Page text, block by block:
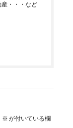
・・・など
※ が付いている欄